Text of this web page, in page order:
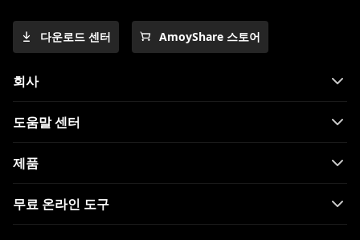
다운로드 센터 AmoyShare 스토어
회사
도움말 센터
제품
무료 온라인 도구